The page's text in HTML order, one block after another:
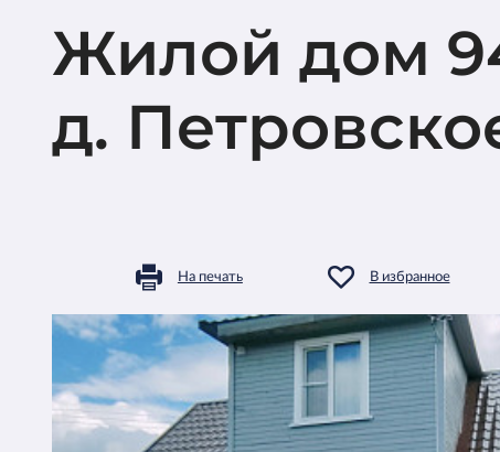
Жилой дом
д.
На печать В избранное